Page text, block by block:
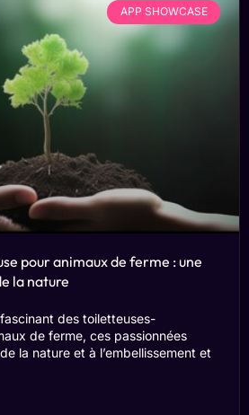
APP SHOWCASE
pour animaux de ferme : une
la nature
des toiletteuses-
de ferme, ces passionnées
la nature et à l’embellissement et